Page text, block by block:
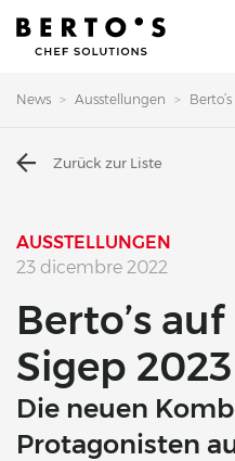
News Ausstellungen
Zurück zur Liste
AUSSTELLUNGEN
23 dicembre 2022
Berto’s
Sigep 2023
Die neuen
Protagonisten